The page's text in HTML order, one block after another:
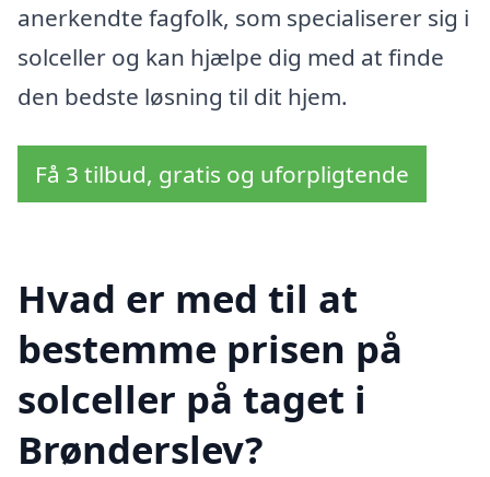
anerkendte fagfolk, som specialiserer sig i
solceller og kan hjælpe dig med at finde
den bedste løsning til dit hjem.
Få 3 tilbud, gratis og uforpligtende
Hvad er med til at
bestemme prisen på
solceller på taget i
Brønderslev?